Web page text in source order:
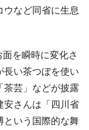
ウなど同省に生息
を瞬時に変化さ
長い茶つぼを使い
茶芸」などが披露
安さんは「四川省
という国際的な舞